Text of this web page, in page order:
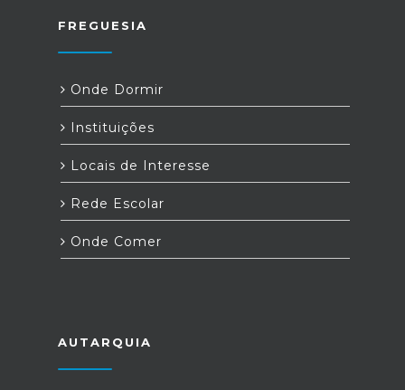
FREGUESIA
Onde Dormir
Instituições
Locais de Interesse
Rede Escolar
Onde Comer
AUTARQUIA